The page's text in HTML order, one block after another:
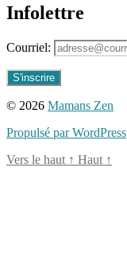
Infolettre
Courriel:
© 2026 Mamans Zen
Propulsé par WordPress
Vers le haut ↑ Haut ↑